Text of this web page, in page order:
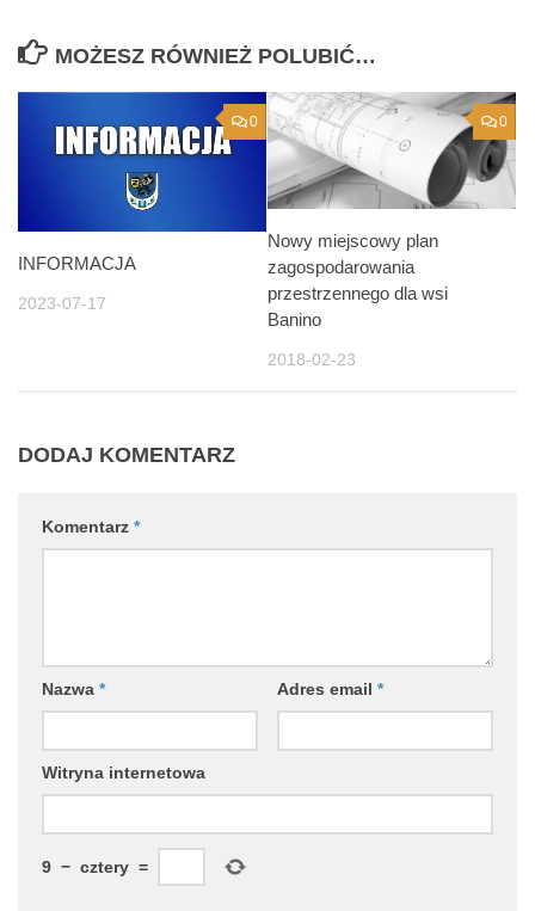
MOŻESZ RÓWNIEŻ POLUBIĆ…
0
INFORMACJA
2023-07-17
0
Nowy miejscowy plan
zagospodarowania
przestrzennego dla wsi
Banino
2018-02-23
DODAJ KOMENTARZ
Komentarz *
Nazwa * Adres email *
Witryna internetowa
9 − cztery =